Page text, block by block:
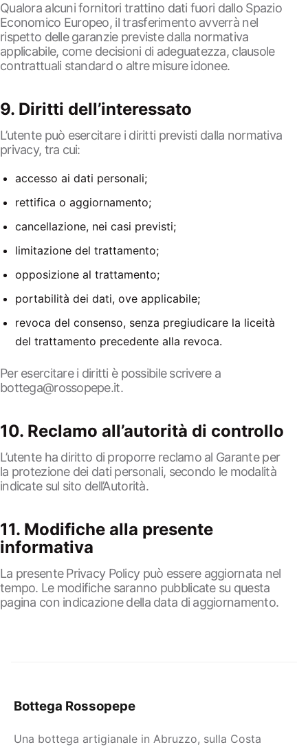
Qualora alcuni fornitori trattino dati fuori dallo Spazio
Economico Europeo, il trasferimento avverrà nel
rispetto delle garanzie previste dalla normativa
applicabile, come decisioni di adeguatezza, clausole
contrattuali standard o altre misure idonee.
9. Diritti dell’interessato
L’utente può esercitare i diritti previsti dalla normativa
privacy, tra cui:
accesso ai dati personali;
rettifica o aggiornamento;
cancellazione, nei casi previsti;
limitazione del trattamento;
opposizione al trattamento;
portabilità dei dati, ove applicabile;
revoca del consenso, senza pregiudicare la liceità
del trattamento precedente alla revoca.
Per esercitare i diritti è possibile scrivere a
bottega@rossopepe.it.
10. Reclamo all’autorità di controllo
L’utente ha diritto di proporre reclamo al Garante per
la protezione dei dati personali, secondo le modalità
indicate sul sito dell’Autorità.
11. Modifiche alla presente
informativa
La presente Privacy Policy può essere aggiornata nel
tempo. Le modifiche saranno pubblicate su questa
pagina con indicazione della data di aggiornamento.
Bottega Rossopepe
Una bottega artigianale in Abruzzo, sulla Costa